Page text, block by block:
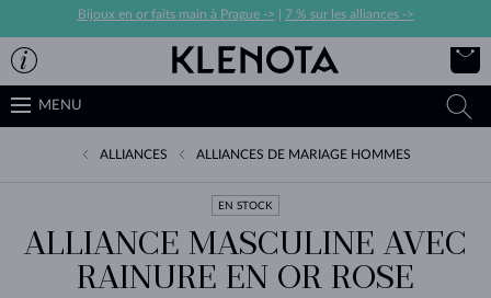
Bijoux en or faits main à Prague -> 7 % sur les alliances ->
MENU
ALLIANCES ALLIANCES DE MARIAGE HOMMES
EN STOCK
ALLIANCE MASCULINE AVEC
RAINURE EN OR ROSE